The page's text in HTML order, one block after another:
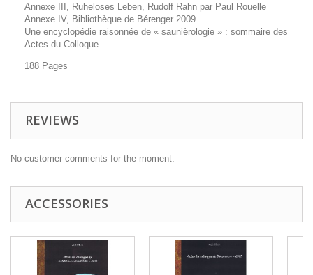
Annexe III, Ruheloses Leben, Rudolf Rahn par Paul Rouelle
Annexe IV, Bibliothèque de Bérenger 2009
Une encyclopédie raisonnée de « saunièrologie » : sommaire des
Actes du Colloque
188 Pages
REVIEWS
No customer comments for the moment.
ACCESSORIES